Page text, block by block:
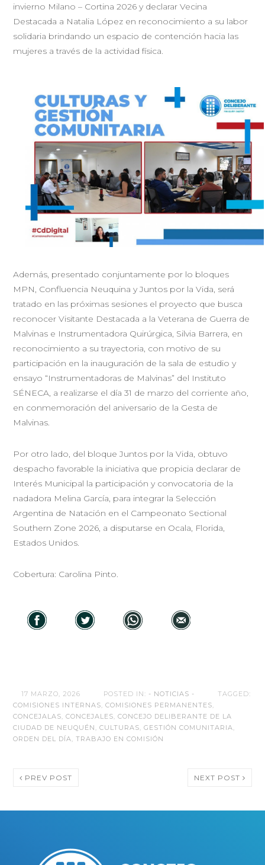
invierno Milano – Cortina 2026 y declarar Vecina
Destacada a Natalia López en reconocimiento a su labor
solidaria brindando un espacio de contención hacia las
mujeres a través de la actividad física.
Además, presentado conjuntamente por lo bloques
MPN, Confluencia Neuquina y Juntos por la Vida, será
tratado en las próximas sesiones el proyecto que busca
reconocer Visitante Destacada a la Veterana de Guerra de
Malvinas e Instrumentadora Quirúrgica, Silvia Barrera, en
reconocimiento a su trayectoria, con motivo de su
participación en la inauguración de la sala de estudio y
ensayo “Instrumentadoras de Malvinas” del Instituto
SÉNECA, a realizarse el día 31 de marzo del corriente año,
en conmemoración del aniversario de la Gesta de
Malvinas.
Por otro lado, del bloque Juntos por la Vida, obtuvo
despacho favorable la iniciativa que propicia declarar de
Interés Municipal la participación y convocatoria de la
nadadora Melina García, para integrar la Selección
Argentina de Natación en el Campeonato Sectional
Southern Zone 2026, a disputarse en Ocala, Florida,
Estados Unidos.
Cobertura: Carolina Pinto.
17 MARZO, 2026 POSTED IN: - NOTICIAS -
TAGGED:
COMISIONES INTERNAS ,COMISIONES PERMANENTES
CONCEJALAS ,CONCEJALES ,CONCEJO DELIBERANTE DE LA
CIUDAD DE NEUQUÉN
,CULTURAS ,GESTIÓN COMUNITARIA
ORDEN DEL DÍA
,TRABAJO EN COMISIÓN
PREV POST NEXT POST